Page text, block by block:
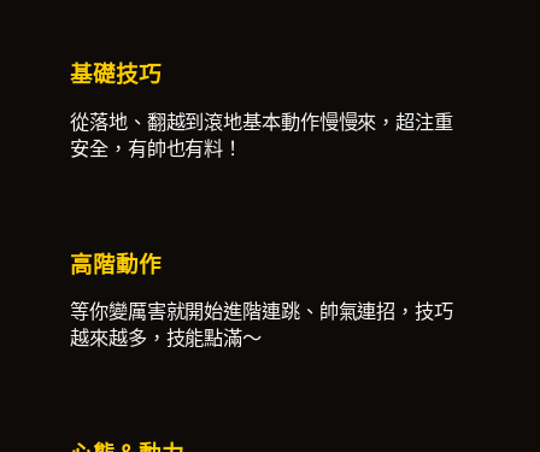
基礎技巧
從落地、翻越到滾地基本動作慢慢來，超注重
安全，有帥也有料！
高階動作
等你變厲害就開始進階連跳、帥氣連招，技巧
越來越多，技能點滿～